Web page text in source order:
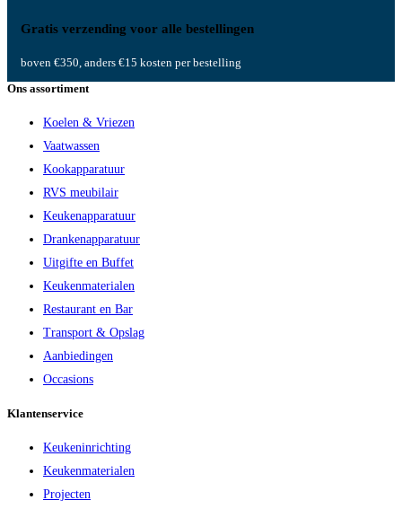
Gratis verzending voor alle bestellingen
boven €350, anders €15 kosten per bestelling
Ons assortiment
Koelen & Vriezen
Vaatwassen
Kookapparatuur
RVS meubilair
Keukenapparatuur
Drankenapparatuur
Uitgifte en Buffet
Keukenmaterialen
Restaurant en Bar
Transport & Opslag
Aanbiedingen
Occasions
Klantenservice
Keukeninrichting
Keukenmaterialen
Projecten